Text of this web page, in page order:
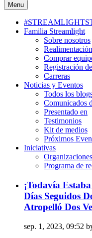
Menu
Familia Streamlight
Sobre nosotros
Realimentación
Comprar
Registración
Carreras
Noticias y Eventos
Todos los
Comunicados
Presentado en
Testimonios
Kit de medios
Próximos
Iniciativas
Programa de
¡Todavía
Días Seguidos
Atropelló Dos
sep. 1, 2023, 09:52